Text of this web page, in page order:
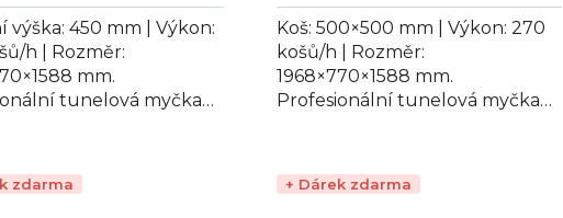
výška: 450 mm | Výkon:
h | Rozměr:
mm.
tunelová myčka
Koš: 500×500 mm | Výkon: 270
košů/h | Rozměr:
1968×770×1588 mm.
Profesionální tunelová myčka
zdarma + Dárek zdarma